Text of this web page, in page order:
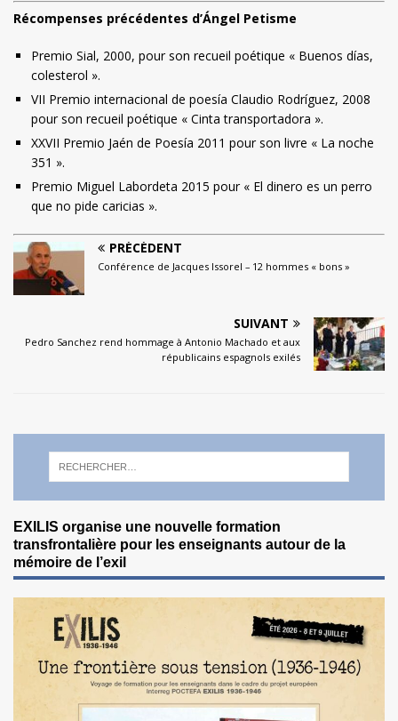
Récompenses précédentes d’Ángel Petisme
Premio Sial, 2000, pour son recueil poétique « Buenos días,
colesterol ».
VII Premio internacional de poesía Claudio Rodríguez, 2008
pour son recueil poétique « Cinta transportadora ».
XXVII Premio Jaén de Poesía 2011 pour son livre « La noche
351 ».
Premio Miguel Labordeta 2015 pour « El dinero es un perro
que no pide caricias ».
PRÉCÉDENT
Conférence de Jacques Issorel – 12 hommes « bons »
SUIVANT
Pedro Sanchez rend hommage à Antonio Machado et aux
républicains espagnols exilés
EXILIS organise une nouvelle formation
transfrontalière pour les enseignants autour de la
mémoire de l’exil